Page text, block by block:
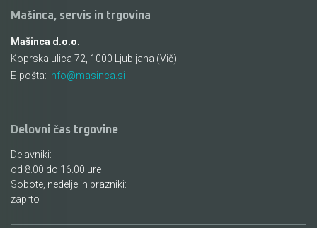
Mašinca, servis in trgovina
Mašinca d.o.o.
Koprska ulica 72, 1000 Ljubljana (Vič)
E-pošta: info@masinca.si
Delovni čas trgovine
Delavniki:
od 8.00 do 16.00 ure
Sobote, nedelje in prazniki:
zaprto